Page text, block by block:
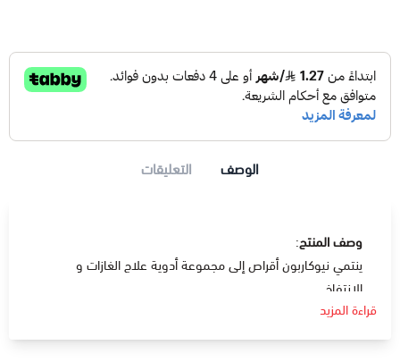
الوصف التعليقات
وصف المنتج:
ينتمي نيوكاربون أقراص إلى مجموعة أدوية علاج الغازات و
الإنتفاخ.
يحتوي على الفحم النشط و مجموعة من الأعشاب الطاردة
للغازات .
قراءة المزيد